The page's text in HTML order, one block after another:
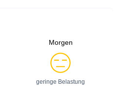
Morgen
geringe Belastung